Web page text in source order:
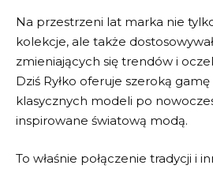
Na przestrzeni lat marka nie
kolekcje, ale także
zmieniających się trendów i
Dziś Ryłko oferuje szeroką
klasycznych modeli po
inspirowane światową modą.
To właśnie połączenie tradycji i